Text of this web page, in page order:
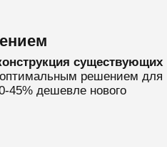
существующих
оптимальным решением для
45% дешевле нового